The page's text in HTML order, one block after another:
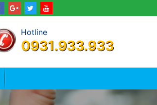
Hotline
0931.933.933